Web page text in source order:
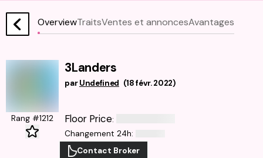
OverviewTraitsVentes et annoncesAvantages
3Landers
par Undefined (18 févr. 2022)
Rang #1212 Floor Price:
Changement 24h:
Contact Broker